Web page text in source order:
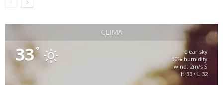
CLIMA
33°
clear sky
60% humidity
wind: 2m/s S
H 33 • L 32